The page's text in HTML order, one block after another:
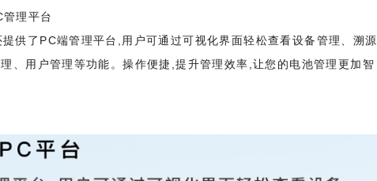
理平台
供了PC端管理平台,用户可通过可视化界面轻松查看设备管理、溯源
、用户管理等功能。操作便捷,提升管理效率,让您的电池管理更加智